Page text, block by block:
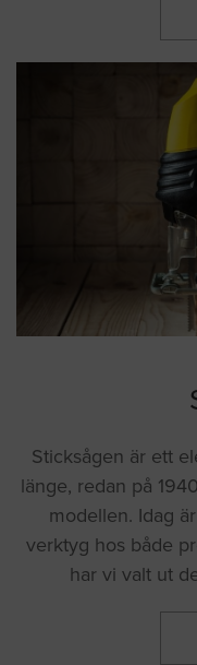
Sticksågen är ett
länge, redan på
modellen. Idag
verktyg hos både
har vi valt ut